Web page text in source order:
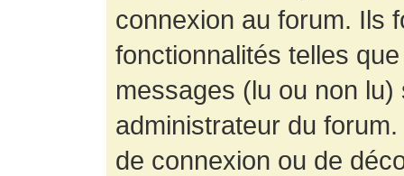
connexion au forum. Ils
fonctionnalités telles
messages (lu ou non
administrateur du
de connexion ou de